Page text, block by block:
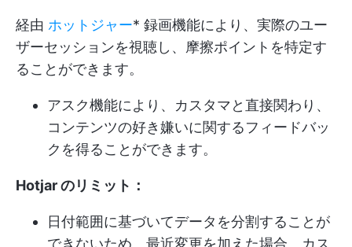
経由 ホットジャー* 録画機能により、実際のユー
ザーセッションを視聴し、摩擦ポイントを特定す
ることができます。
アスク機能により、カスタマと直接関わり、
コンテンツの好き嫌いに関するフィードバッ
クを得ることができます。
Hotjar のリミット：
日付範囲に基づいてデータを分割することが